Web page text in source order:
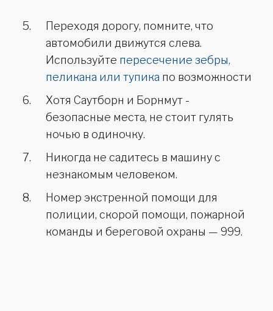
Переходя дорогу, помните, что
автомобили движутся слева.
Используйте пересечение зебры,
пеликана или тупика по возможности
Хотя Саутборн и Борнмут -
безопасные места, не стоит гулять
ночью в одиночку.
Никогда не садитесь в машину с
незнакомым человеком.
Номер экстренной помощи для
полиции, скорой помощи, пожарной
команды и береговой охраны — 999.